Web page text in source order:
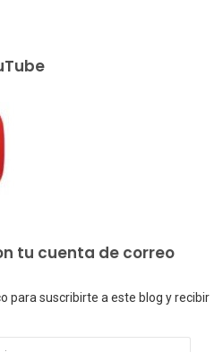
tu cuenta de correo
para suscribirte a este blog y recibir